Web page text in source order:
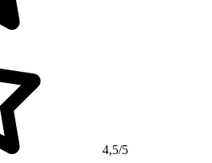
4,5/5